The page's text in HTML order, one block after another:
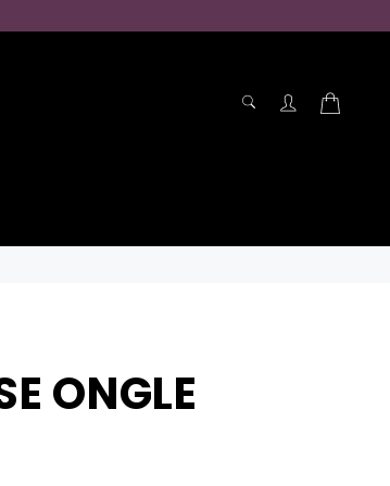
RECHERCHE
Recherche
ONGLE